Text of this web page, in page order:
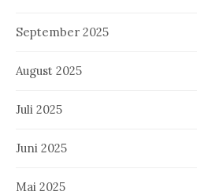
September 2025
August 2025
Juli 2025
Juni 2025
Mai 2025